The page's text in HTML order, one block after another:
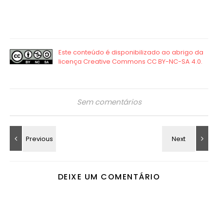
Sem comentários
DEIXE UM COMENTÁRIO